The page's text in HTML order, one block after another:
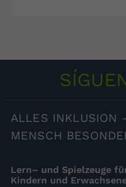
ALLES INKLUSION
MENSCH
Lern– und Spielzeuge
Kindern und